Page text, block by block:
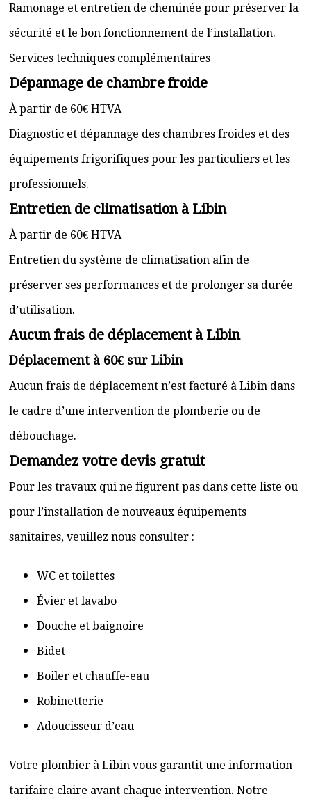
Ramonage et entretien de cheminée pour préserver la
sécurité et le bon fonctionnement de l’installation.
Services techniques complémentaires
Dépannage de chambre froide
À partir de 60€ HTVA
Diagnostic et dépannage des chambres froides et des
équipements frigorifiques pour les particuliers et les
professionnels.
Entretien de climatisation à Libin
À partir de 60€ HTVA
Entretien du système de climatisation afin de
préserver ses performances et de prolonger sa durée
d’utilisation.
Aucun frais de déplacement à Libin
Déplacement à 60€ sur Libin
Aucun frais de déplacement n’est facturé à Libin dans
le cadre d’une intervention de plomberie ou de
débouchage.
Demandez votre devis gratuit
Pour les travaux qui ne figurent pas dans cette liste ou
pour l’installation de nouveaux équipements
sanitaires, veuillez nous consulter :
WC et toilettes
Évier et lavabo
Douche et baignoire
Bidet
Boiler et chauffe-eau
Robinetterie
Adoucisseur d’eau
Votre plombier à Libin vous garantit une information
tarifaire claire avant chaque intervention. Notre